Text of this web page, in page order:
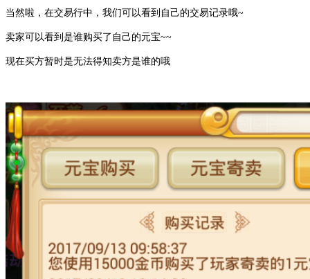
当然啦，在交易行中，我们可以看到自己的交易记录哦~
卖家可以看到是谁购买了自己的元宝~~
现在买方暂时是无法得知卖方是谁的哦